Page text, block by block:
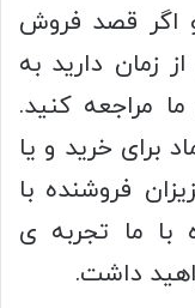
اگر قصد فروش
زمان دارید به
مراجعه کنید.
برای خرید و یا
فروشنده با
با ما تجربه ی
داشت.